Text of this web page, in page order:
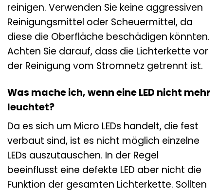
reinigen. Verwenden Sie keine aggressiven
Reinigungsmittel oder Scheuermittel, da
diese die Oberfläche beschädigen könnten.
Achten Sie darauf, dass die Lichterkette vor
der Reinigung vom Stromnetz getrennt ist.
Was mache ich, wenn eine LED nicht mehr
leuchtet?
Da es sich um Micro LEDs handelt, die fest
verbaut sind, ist es nicht möglich einzelne
LEDs auszutauschen. In der Regel
beeinflusst eine defekte LED aber nicht die
Funktion der gesamten Lichterkette. Sollten